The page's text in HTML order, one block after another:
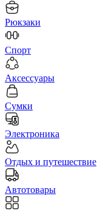
Рюкзаки
Спорт
Аксессуары
Сумки
Электроника
Отдых и путешествие
Автотовары